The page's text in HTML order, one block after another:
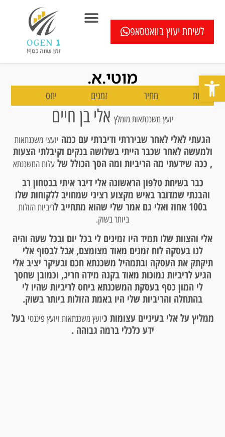
לשיחת יעוץ בוואטסאפ
מוטי.א.
איכות מחיר זמנים יחס
יועץ משכנתאות מומלץ אלי בן חיים
הגעתי לאלי לאחר שביררתי ודיברתי עם כמה יועצי משכנתאות
ולמעשה לאחר שכבר הייתי בשלושה בנקים וקיבלתי הצעות
, ככה שידעתי מה הריביות ומה הסך הכולל שלעלות המשכנתא
כבר בשיחת טלפון הראשונה אלי דיבר איתי בבטחון רב
והבנתי שמדובר באיש מקצוע רציני שמחויב ללקוחות שלו
ב100 אחוז ואלי גם אמר שלי שהוא מתחייב ל
ריביות הזולות
ביותר בשוק.
אלי והצוות שלו תמיד היו זמינים לי בכל יום ובכל שעה והיה
לנו בעסקה לוח זמנים מאוד מצומצם, אבל לבסוף אלי
תיקתק את העסקה ובתמהיל משכנתא חכם ובעיקר יציב אלי
הגיע לריביות נמוכות מאוד בקנה מידה חריג, וכמובן שחסך
לי המון כסף בעסקת המשכנתא ביחס לריביות שהיו לי
בהתחלה והריביות שלי היו באמת הזולות ביותר בשוק.
ממליץ על אלי בעיניים עצומות כיועץ משכנתאות ויועץ פיננסי בעל
ידע כלכלי ברמה גבוהה .
פתח סרגל נגישות